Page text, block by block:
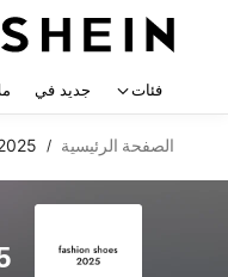
فئات جديد في
الصفحة الرئيسية /